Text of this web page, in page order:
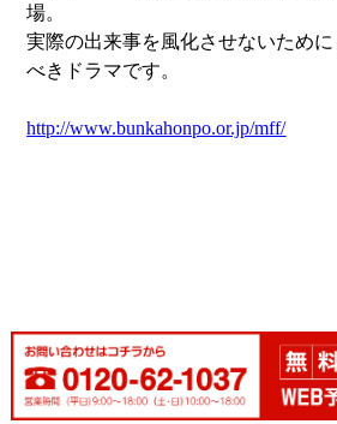
場。
実際の出来事を風化させないために
べきドラマです。
http://www.bunkahonpo.or.jp/mff/